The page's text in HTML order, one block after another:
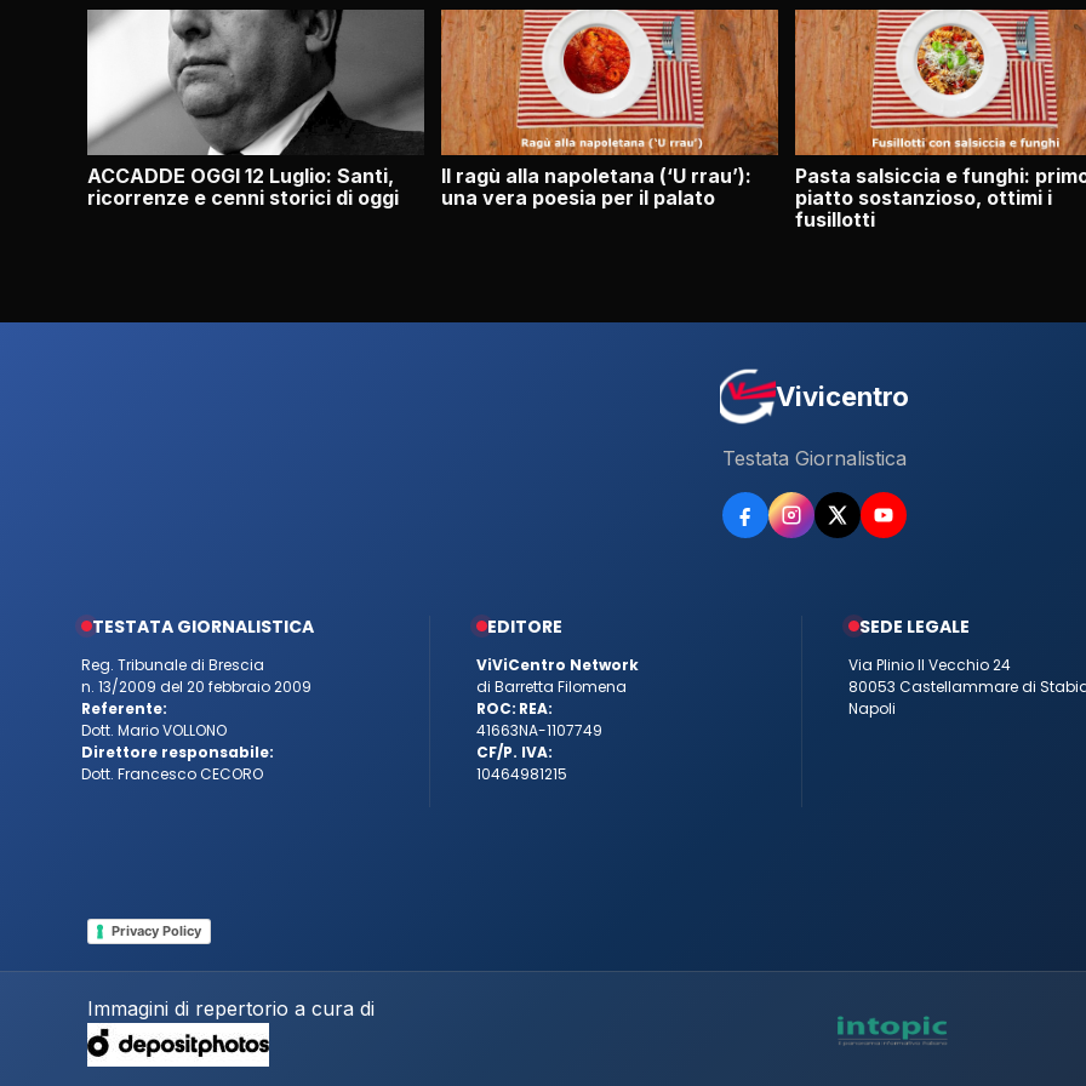
ACCADDE OGGI 12 Luglio: Santi,
ricorrenze e cenni storici di oggi
Il ragù alla napoletana (‘U rrau’):
una vera poesia per il palato
Pasta salsiccia e funghi:
piatto sostanzioso, ottimi i
fusillotti
Vivicentro
Testata Giornalistica
TESTATA GIORNALISTICA
Reg. Tribunale di Brescia
n. 13/2009 del 20 febbraio 2009
Referente:
Dott. Mario VOLLONO
Direttore responsabile:
Dott. Francesco CECORO
EDITORE
ViViCentro Network
di Barretta Filomena
ROC:
41663
REA:
NA-1107749
CF/P. IVA:
10464981215
SEDE LEGALE
Via Plinio Il Vecchio 24
80053 Castellammare di
Napoli
Privacy Policy
Immagini di repertorio a cura di